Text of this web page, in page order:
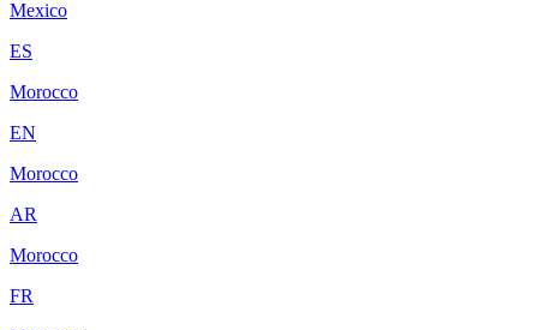
Mexico
ES
Morocco
EN
Morocco
AR
Morocco
FR